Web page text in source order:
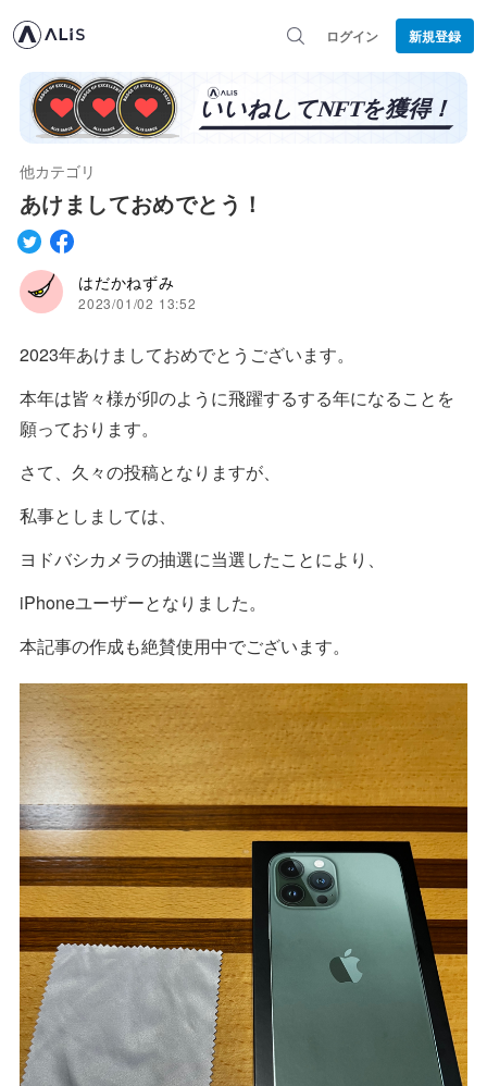
ログイン 新規登録
他カテゴリ
あけましておめでとう！
はだかねずみ
2023/01/02 13:52
2023年あけましておめでとうございます。
本年は皆々様が卯のように飛躍するする年になることを
願っております。
さて、久々の投稿となりますが、
私事としましては、
ヨドバシカメラの抽選に当選したことにより、
iPhoneユーザーとなりました。
本記事の作成も絶賛使用中でございます。